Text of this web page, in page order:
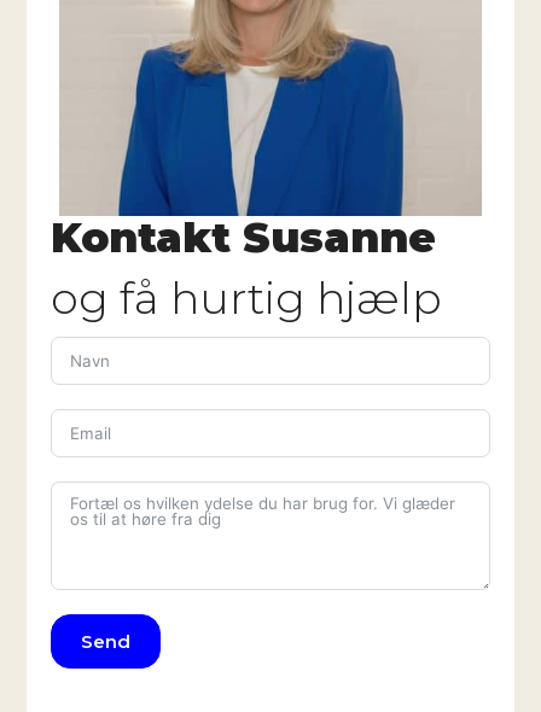
Kontakt Susanne
og få hurtig hjælp
Send